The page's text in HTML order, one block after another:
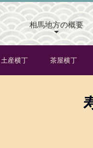
相馬地方の概要
土産横丁 茶屋横丁